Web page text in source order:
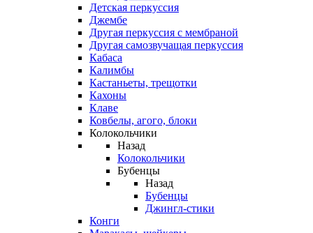
Детская перкуссия
Джембе
Другая перкуссия с мембраной
Другая самозвучащая перкуссия
Кабаса
Калимбы
Кастаньеты, трещотки
Кахоны
Клаве
Ковбелы, агого, блоки
Колокольчики
Назад
Колокольчики
Бубенцы
Назад
Бубенцы
Джингл-стики
Конги